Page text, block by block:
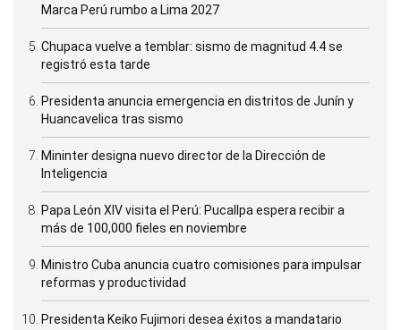
Marca Perú rumbo a Lima 2027
Chupaca vuelve a temblar: sismo de magnitud 4.4 se
registró esta tarde
Presidenta anuncia emergencia en distritos de Junín y
Huancavelica tras sismo
Mininter designa nuevo director de la Dirección de
Inteligencia
Papa León XIV visita el Perú: Pucallpa espera recibir a
más de 100,000 fieles en noviembre
Ministro Cuba anuncia cuatro comisiones para impulsar
reformas y productividad
Presidenta Keiko Fujimori desea éxitos a mandatario